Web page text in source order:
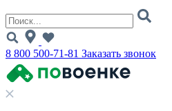
8 800 500-71-81 Заказать звонок